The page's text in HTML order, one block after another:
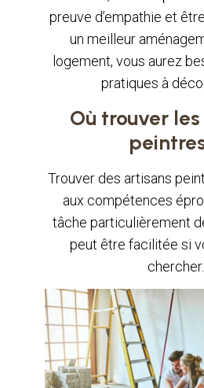
preuve d’empathie et
un meilleur
logement, vous aurez
pratiques à
Où trouver
Trouver des artisans
aux compétences
tâche particulièrement
peut être facilitée si
chercher.